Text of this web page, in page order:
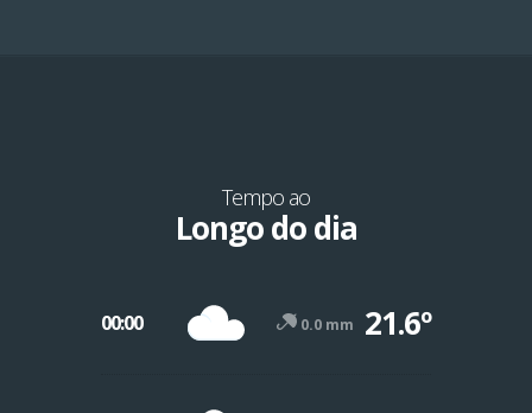
Tempo ao
Longo do dia
00:00 0.0 mm 21.6º